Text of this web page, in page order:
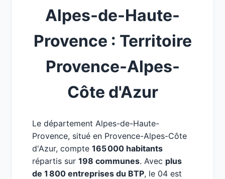
Alpes-de-Haute-
Provence : Territoire
Provence-Alpes-
Côte d'Azur
Le département Alpes-de-Haute-
Provence, situé en Provence-Alpes-Côte
d'Azur, compte 165 000 habitants
répartis sur 198 communes. Avec plus
de 1 800 entreprises du BTP, le 04 est